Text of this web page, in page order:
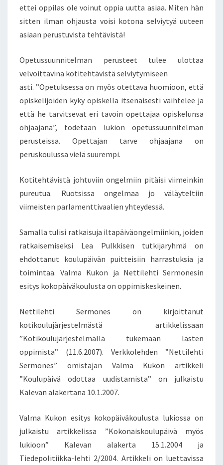
ettei oppilas ole voinut oppia uutta asiaa. Miten hän
sitten ilman ohjausta voisi kotona selviytyä uuteen
asiaan perustuvista tehtävistä!
Opetussuunnitelman perusteet tulee ulottaa
velvoittavina kotitehtävistä selviytymiseen
asti. ”Opetuksessa on myös otettava huomioon, että
opiskelijoiden kyky opiskella itsenäisesti vaihtelee ja
että he tarvitsevat eri tavoin opettajaa opiskelunsa
ohjaajana”, todetaan lukion opetussuunnitelman
perusteissa. Opettajan tarve ohjaajana on
peruskoulussa vielä suurempi.
Kotitehtävistä johtuviin ongelmiin pitäisi viimeinkin
pureutua. Ruotsissa ongelmaa jo väläyteltiin
viimeisten parlamenttivaalien yhteydessä.
Samalla tulisi ratkaisuja iltapäiväongelmiinkin, joiden
ratkaisemiseksi Lea Pulkkisen tutkijaryhmä on
ehdottanut koulupäivän puitteisiin harrastuksia ja
toimintaa. Valma Kukon ja Nettilehti Sermonesin
esitys kokopäiväkoulusta on oppimiskeskeinen.
Nettilehti Sermones on kirjoittanut
kotikoulujärjestelmästä artikkelissaan
”Kotikoulujärjestelmällä tukemaan lasten
oppimista” (11.6.2007). Verkkolehden ”Nettilehti
Sermones” omistajan Valma Kukon artikkeli
”Koulupäivä odottaa uudistamista” on julkaistu
Kalevan alakertana 10.1.2007.
Valma Kukon esitys kokopäiväkoulusta lukiossa on
julkaistu artikkelissa ”Kokonaiskoulupäivä myös
lukioon” Kalevan alakerta 15.1.2004 ja
Tiedepolitiikka-lehti 2/2004. Artikkeli on luettavissa